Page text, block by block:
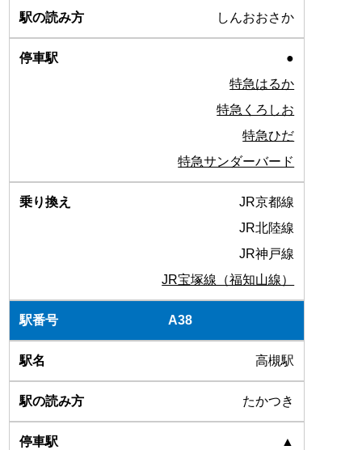
しんおおさか
●
特急はるか
特急くろしお
特急ひだ
特急サンダーバード
JR京都線
JR北陸線
JR神戸線
JR宝塚線（福知山線）
A38
高槻駅
たかつき
▲